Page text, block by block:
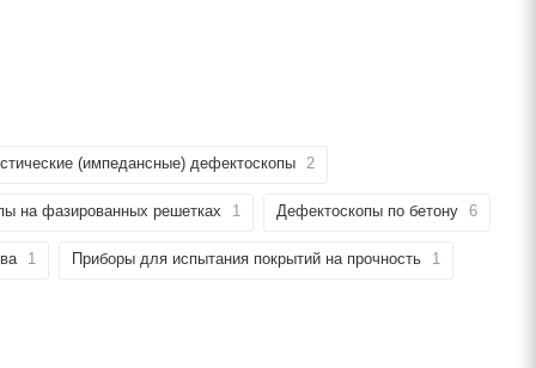
(импедансные) дефектоскопы 2
на фазированных решетках 1 Дефектоскопы по бетону 6
1 Приборы для испытания покрытий на прочность 1